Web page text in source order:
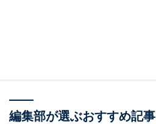
編集部が選ぶおすすめ記事